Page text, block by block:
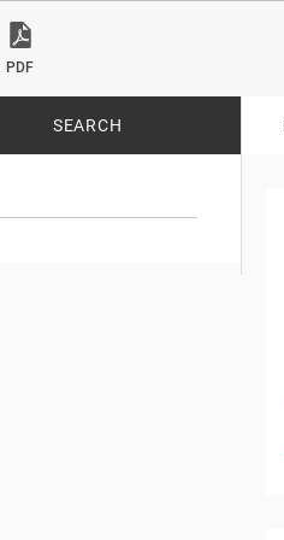
PDF
SEARCH